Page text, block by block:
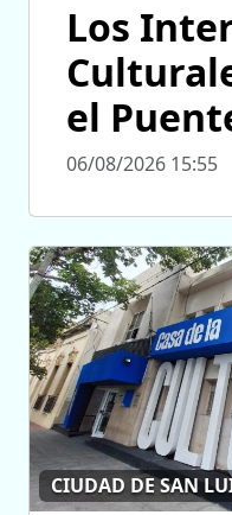
Los
el
06/08/2026 15:55
CIUDAD DE SAN